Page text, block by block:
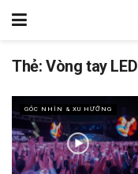
Thẻ:Vòng tay LED
GÓC NHÌN & XU HƯỚNG